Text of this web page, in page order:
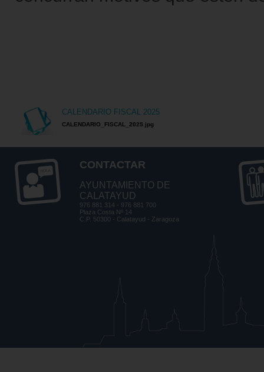
CALENDARIO FISCAL 2025
CALENDARIO_FISCAL_2025.jpg
CONTACTAR
AYUNTAMIENTO DE
CALATAYUD
976 881 314 - 976 881 700
Plaza Costa Nº 14
C.P. 50300 - Calatayud - Zaragoza